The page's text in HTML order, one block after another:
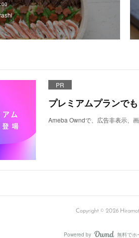
PR
プレミアムプランで
Ameba Owndで、広告非表示、
Copyright © 2026
Powered by 無料でホ